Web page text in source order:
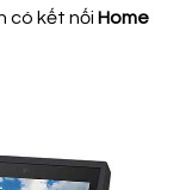
có kết nối Home